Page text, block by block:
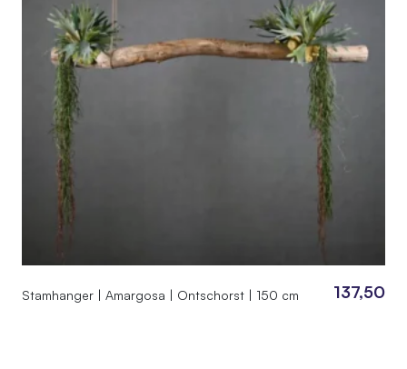
Stamhanger | Amargosa | Ontschorst | 150 cm 137,50